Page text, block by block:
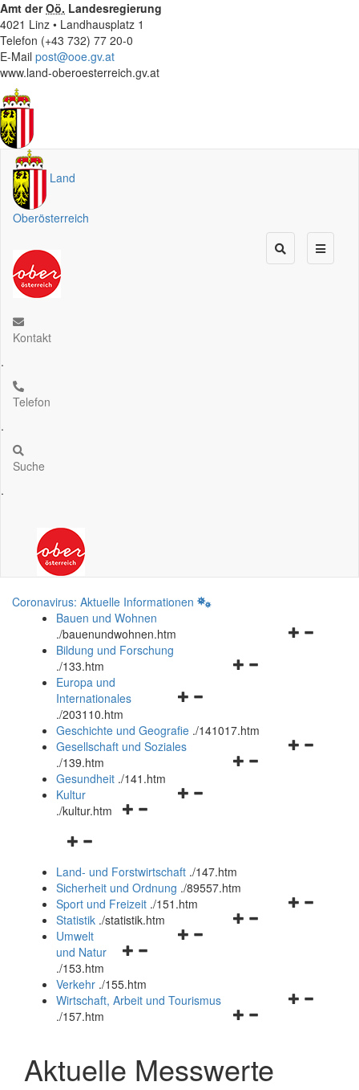
Amt derOö. Landesregierung
4021 Linz • Landhausplatz 1
Telefon (+43 732) 77 20-0
E-Mail post@ooe.gv.at
www.land-oberoesterreich.gv.at
Land
Oberösterreich
Kontakt
.
Telefon
.
Suche
.
Coronavirus: Aktuelle Informationen
Bauen und Wohnen
./bauenundwohnen.htm
Navigationsmenü
Bildung und Forschung
./133.htm
Navigationsmenü
und
schließen
Europa und
Internationales
./203110.htm
Geschichte und Geografie ./141017.htm
Navigationsmenü
Gesellschaft und Soziales
./139.htm
Navigationsmenü
Gesundheit ./141.htm
Navigationsmenü
Kultur
./kultur.htm
Navigationsmenü
und
schließen
Land- und Forstwirtschaft ./147.htm
Sicherheit und Ordnung ./89557.htm
Navigationsmenü
Sport und Freizeit ./151.htm
Navigationsmenü
Statistik ./statistik.htm
Navigationsmenü
und
schließen
Umwelt
und Natur
./153.htm
Verkehr ./155.htm
Navigationsmenü
schließen
Wirtschaft, Arbeit und Tourismus
./157.htm
Aktuelle Messwerte